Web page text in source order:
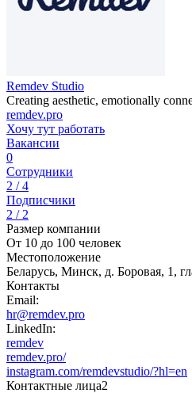
Remdev Studio
Creating aesthetic, emotionally
remdev.pro
Хочу тут работать
Вакансии
0
Сотрудники
2 / 4
Подписчики
2 / 2
Размер компании
От 10 до 100 человек
Местоположение
Беларусь, Минск, д. Боровая, 1,
Контакты
Email:
hr@remdev.pro
LinkedIn:
remdev
remdev.pro/
instagram.com/remdevstudio/?hl=en
Контактные лица2